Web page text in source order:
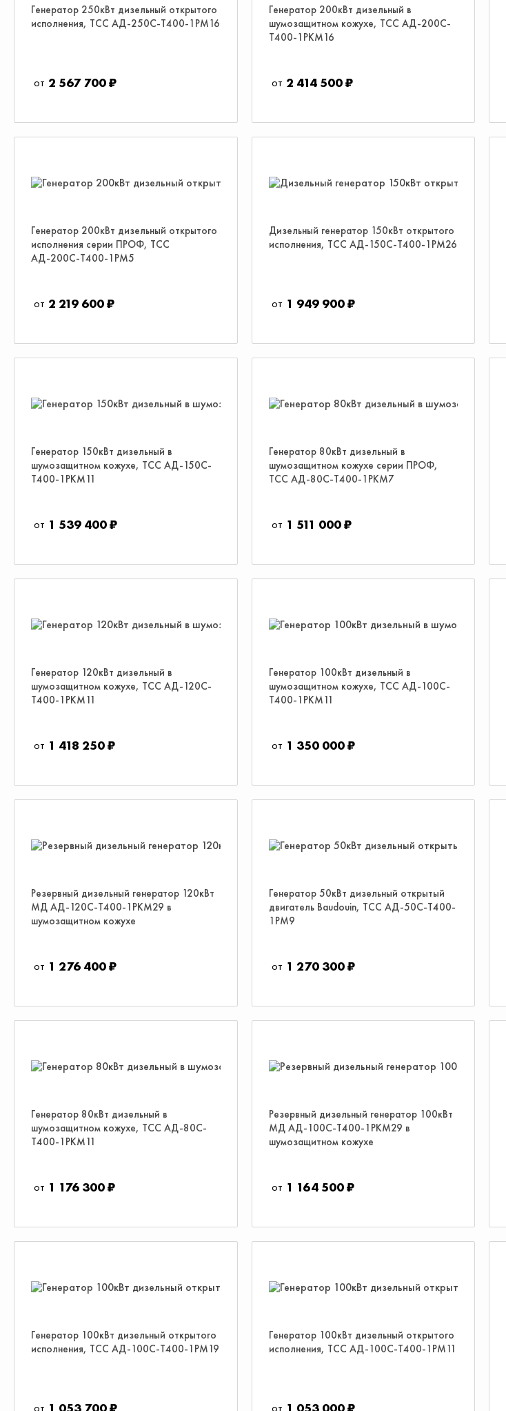
Генератор 250кВт дизельный открытого
исполнения, ТСС АД-250С-Т400-1РМ16
2 567 700 ₽
Генератор 200кВт дизельный в
шумозащитном кожухе, ТСС АД-200С-
Т400-1РКМ16
2 414 500 ₽
Генератор 200кВт дизельный открытого
исполнения серии ПРОФ, ТСС
АД-200С-Т400-1РМ5
2 219 600 ₽
Дизельный генератор 150кВт открытого
исполнения, ТСС АД-150С-Т400-1РМ26
1 949 900 ₽
Генератор 150кВт дизельный в
шумозащитном кожухе, ТСС АД-150С-
Т400-1РКМ11
1 539 400 ₽
Генератор 80кВт дизельный в
шумозащитном кожухе серии ПРОФ,
ТСС АД-80С-Т400-1РКМ7
1 511 000 ₽
Генератор 120кВт дизельный в
шумозащитном кожухе, ТСС АД-120С-
Т400-1РКМ11
1 418 250 ₽
Генератор 100кВт дизельный в
шумозащитном кожухе, ТСС АД-100С-
Т400-1РКМ11
1 350 000 ₽
Резервный дизельный генератор 120кВт
МД АД-120С-Т400-1РКМ29 в
шумозащитном кожухе
1 276 400 ₽
Генератор 50кВт дизельный открытый
двигатель Baudouin, ТСС АД-50С-Т400-
1РМ9
1 270 300 ₽
Генератор 80кВт дизельный в
шумозащитном кожухе, ТСС АД-80С-
Т400-1РКМ11
1 176 300 ₽
Резервный дизельный генератор 100кВт
МД АД-100С-Т400-1РКМ29 в
шумозащитном кожухе
1 164 500 ₽
Генератор 100кВт дизельный открытого
исполнения, ТСС АД-100С-Т400-1РМ19
Генератор 100кВт дизельный открытого
исполнения, ТСС АД-100С-Т400-1РМ11